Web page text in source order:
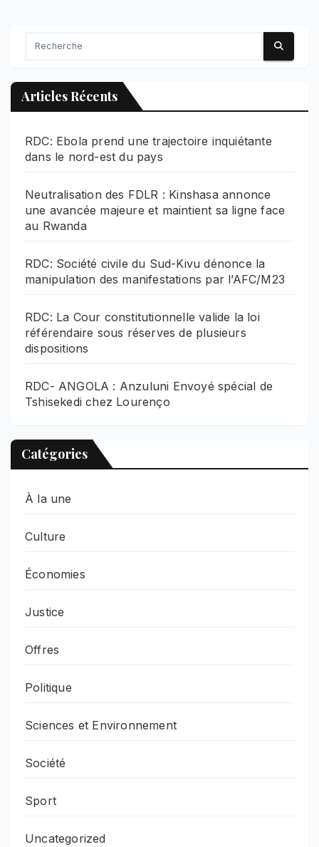
Articles Récents
RDC: Ebola prend une trajectoire inquiétante
dans le nord-est du pays
Neutralisation des FDLR : Kinshasa annonce
une avancée majeure et maintient sa ligne face
au Rwanda
RDC: Société civile du Sud-Kivu dénonce la
manipulation des manifestations par l’AFC/M23
RDC: La Cour constitutionnelle valide la loi
référendaire sous réserves de plusieurs
dispositions
RDC- ANGOLA : Anzuluni Envoyé spécial de
Tshisekedi chez Lourenço
Catégories
À la une
Culture
Économies
Justice
Offres
Politique
Sciences et Environnement
Société
Sport
Uncategorized